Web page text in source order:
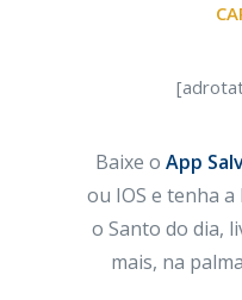
Baixe o App
ou IOS e tenha
o Santo do dia,
mais, na